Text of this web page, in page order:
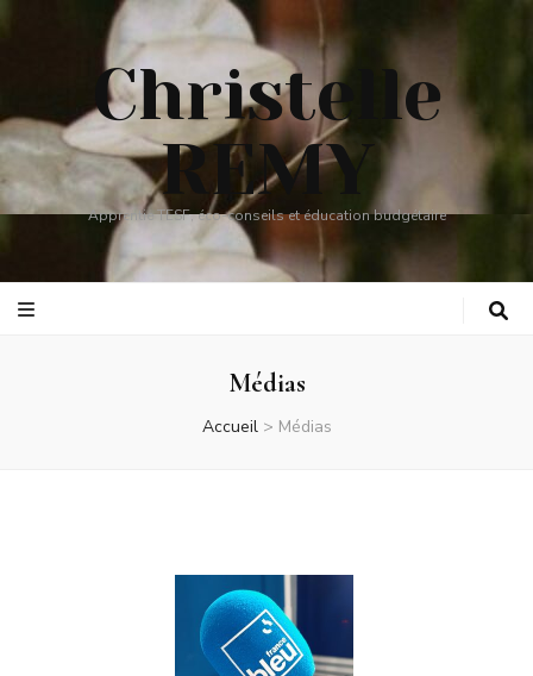
Christelle
REMY
Apprentie TESF, éco-conseils et éducation budgétaire
Médias
Accueil > Médias